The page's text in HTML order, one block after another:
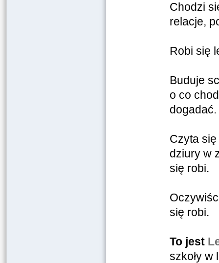
Chodzi
relacje,
Robi się
Buduje
o co
dogadać.
Czyta
dziury w
się robi.
się robi.
To jest
szkoły